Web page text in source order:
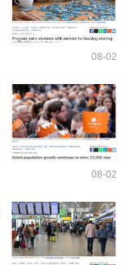
08-02
08-02